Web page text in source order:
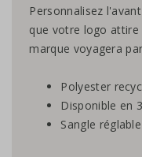
Personnalisez
que votre logo
marque voyagera
Polyester
Disponible en
Sangle